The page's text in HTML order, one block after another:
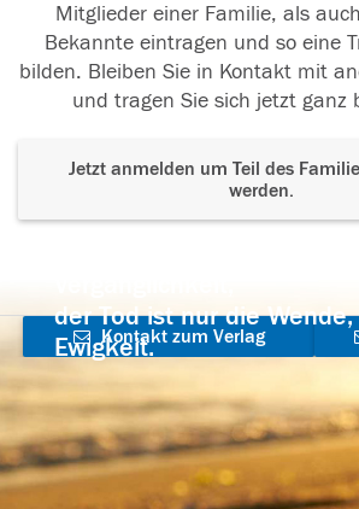
Mitglieder einer Familie, als
Bekannte eintragen und so eine
bilden. Bleiben Sie in Kontakt mit
und tragen Sie sich jetzt ganz
Jetzt anmelden um Teil des
werden.
der Tod ist nur die
Ewigkeit.
Kontakt zum Verlag
aufnehmen